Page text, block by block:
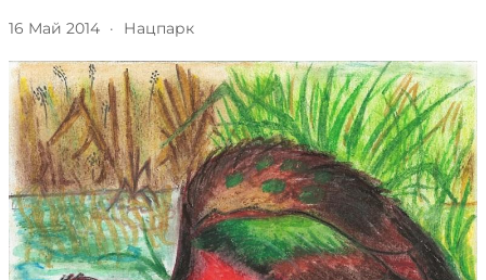
16 Май 2014 · Нацпарк